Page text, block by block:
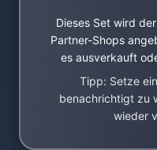
Dieses Set wird
Partner-Shops
es ausverkauft
Tipp: Setze
benachrichtigt zu
wieder